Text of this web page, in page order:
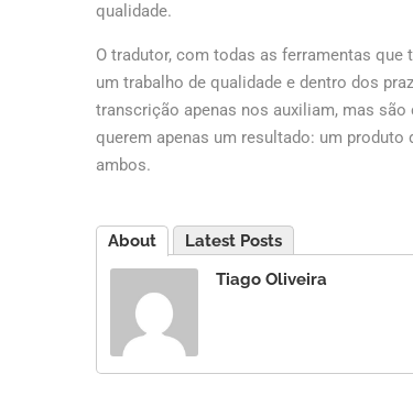
qualidade.
O tradutor, com todas as ferramentas que
um trabalho de qualidade e dentro dos
transcrição apenas nos auxiliam, mas
querem apenas um resultado: um
ambos.
About
Latest Posts
Tiago Oliveira